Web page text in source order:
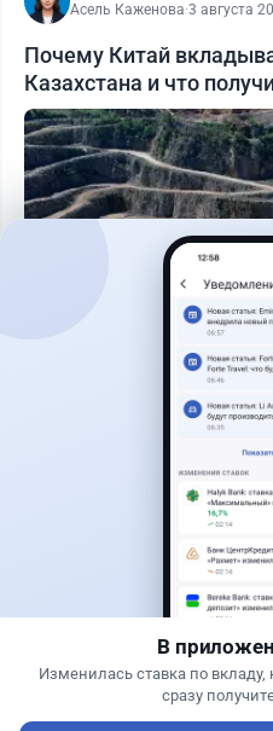
Асель Каженова·3 августа
Почему Китай
Казахстана и что
1
·1
311 тыс. тенге в месяц
нужно накопить в Kaspi
В
Изменилась ставка по
сразу